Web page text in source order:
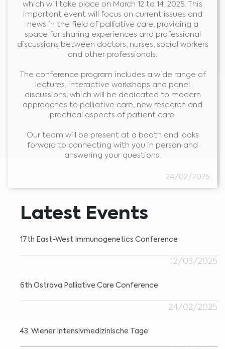
Medical Advice Disclaimer
Az itt szereplő információk, többek között a szöveg, grafika, képek és egyéb
A webhelyen szereplő tartalom célja soha nem az orvosi tanácsadás,
which will take place on March 12 to 14, 2025. This
important event will focus on current issues and
news in the field of palliative care, providing a
space for sharing experiences and professional
discussions between doctors, nurses, social workers
and other professionals.
The conference program includes a wide range of
lectures, interactive workshops and panel
discussions, which will be dedicated to modern
approaches to palliative care, new research and
practical aspects of patient care.
Our team will be present at a booth and looks
forward to connecting with you in person and
answering your questions.
24/02/2025
Latest Events
17th East-West Immunogenetics Conference
12/03/2025
6th Ostrava Palliative Care Conference
24/02/2025
43. Wiener Intensivmedizinische Tage